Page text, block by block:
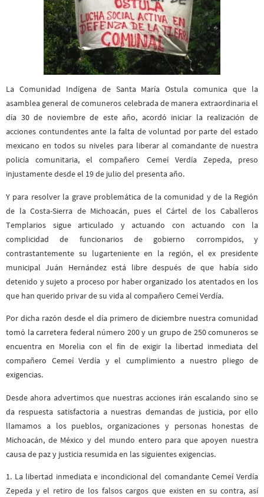
La Comunidad Indígena de Santa María Ostula comunica que la
asamblea general de comuneros celebrada de manera extraordinaria el
día 30 de noviembre de este año, acordó iniciar la realización de
acciones contundentes ante la falta de voluntad por parte del estado
mexicano en todos su niveles para liberar al comandante de nuestra
policía comunitaria, el compañero Cemeí Verdía Zepeda, preso
injustamente desde el 19 de julio del presenta año.
Y para resolver la grave problemática de la comunidad y de la Región
de la Costa-Sierra de Michoacán, pues el Cártel de los Caballeros
Templarios sigue articulado y actuando con actuando con la
complicidad de funcionarios de gobierno corrompidos, y
contrastantemente su lugarteniente en la región, el ex presidente
municipal Juán Hernández está libre después de que había sido
detenido y sujeto a proceso por haber organizado los atentados en los
que han querido privar de su vida al compañero Cemeí Verdía.
Por dicha razón desde el día primero de diciembre nuestra comunidad
tomó la carretera federal número 200 y un grupo de 250 comuneros se
encuentra en Morelia con el fin de exigir la libertad inmediata del
compañero Cemeí Verdía y el cumplimiento a nuestro pliego de
exigencias.
Desde ahora advertimos que nuestras acciones irán escalando sino se
da respuesta satisfactoria a nuestras demandas de justicia, por ello
llamamos a los pueblos, organizaciones y personas honestas de
Michoacán, de México y del mundo entero para que apoyen nuestra
causa de paz y justicia resumida en las siguientes exigencias.
1. La libertad inmediata e incondicional del comandante Cemeí Verdía
Zepeda y el retiro de los falsos cargos que existen en su contra, así